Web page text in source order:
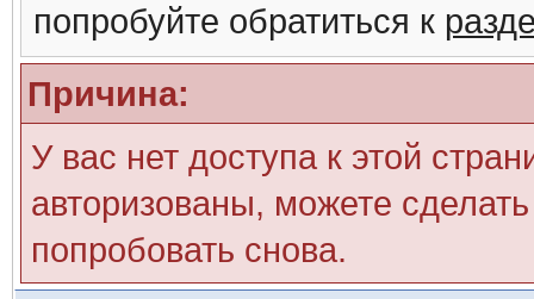
попробуйте обратиться к
Причина:
У вас нет доступа к этой
авторизованы, можете
попробовать снова.